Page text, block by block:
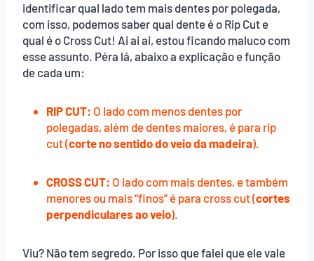
identificar qual lado tem mais dentes por polegada,
com isso, podemos saber qual dente é o Rip Cut e
qual é o Cross Cut! Ai ai ai, estou ficando maluco com
esse assunto. Péra lá, abaixo a explicação e função
de cada um:
RIP CUT: O lado com menos dentes por
polegadas, além de dentes maiores, é para rip
cut (corte no sentido do veio da madeira).
CROSS CUT: O lado com mais dentes, e também
menores ou mais “finos” é para cross cut (cortes
perpendiculares ao veio).
Viu? Não tem segredo. Por isso que falei que ele vale